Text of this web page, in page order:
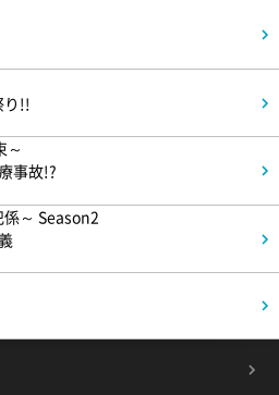
り!!
～
事故!?
～ Season2